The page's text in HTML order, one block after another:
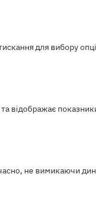
для вибору
відображає
не вимикаючи